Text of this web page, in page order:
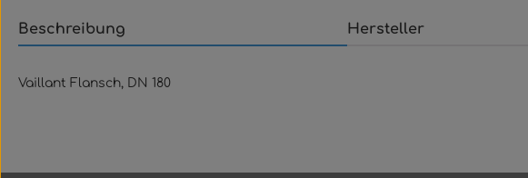
Beschreibung Hersteller
Vaillant Flansch, DN 180